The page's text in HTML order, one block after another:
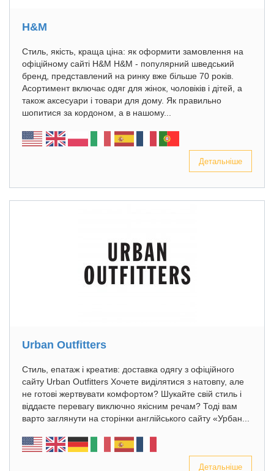
H&M
Стиль, якість, краща ціна: як оформити замовлення на
офіційному сайті H&M H&M - популярний шведський
бренд, представлений на ринку вже більше 70 років.
Асортимент включає одяг для жінок, чоловіків і дітей, а
також аксесуари і товари для дому. Як правильно
шопитися за кордоном, а в нашому...
Детальніше
Urban Outfitters
Стиль, епатаж і креатив: доставка одягу з офіційного
сайту Urban Outfitters Хочете виділятися з натовпу, але
не готові жертвувати комфортом? Шукайте свій стиль і
віддаєте перевагу виключно якісним речам? Тоді вам
варто заглянути на сторінки англійського сайту «Урбан...
Детальніше